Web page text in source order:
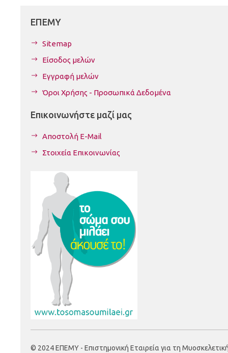
ΕΠΕΜΥ
Sitemap
Είσοδος μελών
Εγγραφή μελών
Όροι Χρήσης - Προσωπικά Δεδομένα
Επικοινωνήστε μαζί μας
Αποστολή E-Mail
Στοιχεία Επικοινωνίας
© 2024 ΕΠΕΜΥ - Επιστημονική Εταιρεία για τη